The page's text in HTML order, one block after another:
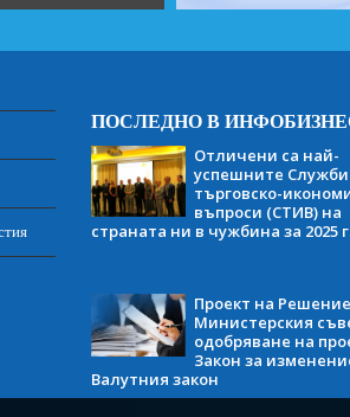
ПОСЛЕДНО В
Отличени са най-
успешните Служби
търговско-
въпроси (СТИВ) на
страната ни в чужбина за 2025
Проект на
Министерския
одобряване на
Закон за
Валутния закон